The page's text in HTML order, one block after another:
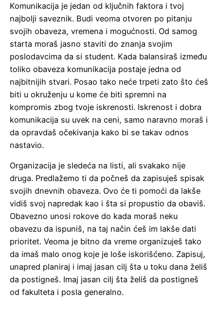
Komunikacija je jedan od ključnih faktora i tvoj
najbolji saveznik. Budi veoma otvoren po pitanju
svojih obaveza, vremena i mogućnosti. Od samog
starta moraš jasno staviti do znanja svojim
poslodavcima da si student. Kada balansiraš između
toliko obaveza komunikacija postaje jedna od
najbitnijih stvari. Posao tako neće trpeti zato što ćeš
biti u okruženju u kome će biti spremni na
kompromis zbog tvoje iskrenosti. Iskrenost i dobra
komunikacija su uvek na ceni, samo naravno moraš i
da opravdaš očekivanja kako bi se takav odnos
nastavio.
Organizacija je sledeća na listi, ali svakako nije
druga. Predlažemo ti da počneš da zapisuješ spisak
svojih dnevnih obaveza. Ovo će ti pomoći da lakše
vidiš svoj napredak kao i šta si propustio da obaviš.
Obavezno unosi rokove do kada moraš neku
obavezu da ispuniš, na taj način ćeš im lakše dati
prioritet. Veoma je bitno da vreme organizuješ tako
da imaš malo onog koje je loše iskorišćeno. Zapisuj,
unapred planiraj i imaj jasan cilj šta u toku dana želiš
da postigneš. Imaj jasan cilj šta želiš da postigneš
od fakulteta i posla generalno.